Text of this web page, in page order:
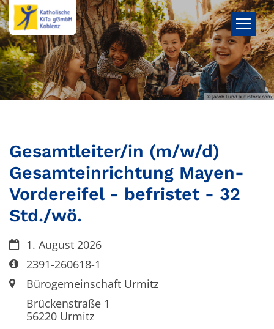
Zum Inhalt springen
© Jacob Lund auf istock.com
Gesamtleiter/in (m/w/d)
Gesamteinrichtung Mayen-
Vordereifel - befristet - 32
Std./wö.
Datum:1. August 2026
Art bzw. Nummer:
2391-260618-1
Ort:Bürogemeinschaft Urmitz
Brückenstraße 1
56220Urmitz